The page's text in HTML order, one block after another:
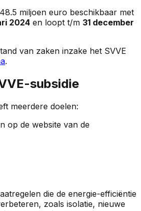
miljoen euro beschikbaar met
2024 en loopt t/m 31 december
van zaken inzake het SVVE
.
subsidie
meerdere doelen:
op de website van de
die de energie-efficiëntie
zoals isolatie, nieuwe